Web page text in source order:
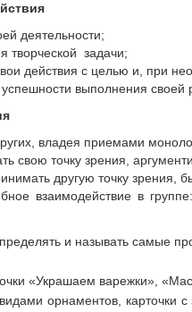
деятельности;
творческой задачи;
действия с целью и, при
выполнения своей
владея приемами
свою точку зрения,
другую точку зрения,
взаимодействие в
и называть самые
«Украшаем варежки»,
орнаментов, карточки